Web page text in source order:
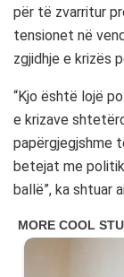
për të zvarritur
tensionet në
zgjidhje e krizës
“Kjo është lojë
e krizave
papërgjegjshme
betejat me
ballë”, ka shtuar